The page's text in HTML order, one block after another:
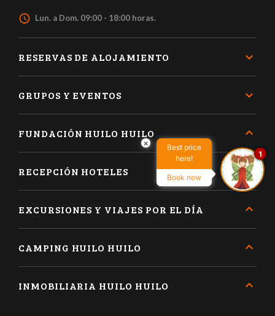
access_time Lun. a Dom. 09:00 - 18:00 horas.
RESERVAS DE ALOJAMIENTO
GRUPOS Y EVENTOS
FUNDACIÓN HUILO HUILO
RECEPCIÓN HOTELES
EXCURSIONES Y VIAJES POR EL DÍA
CAMPING HUILO HUILO
INMOBILIARIA HUILO HUILO
×
Best price
here!
Book now
1